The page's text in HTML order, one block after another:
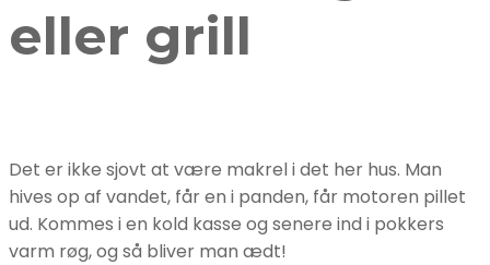
eller grill
Det er ikke sjovt at være makrel i det her hus. Man
hives op af vandet, får en i panden, får motoren pillet
ud. Kommes i en kold kasse og senere ind i pokkers
varm røg, og så bliver man ædt!